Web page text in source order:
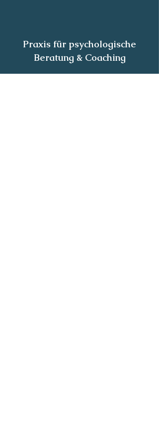
Praxis für psychologische
Beratung & Coaching